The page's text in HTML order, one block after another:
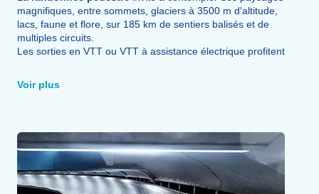
magnifiques, entre sommets, glaciers à 3500 m d'altitude,
lacs, faune et flore, sur 185 km de sentiers balisés et de
multiples circuits.
Les sorties en VTT ou VTT à assistance électrique profitent
complétés par un espace
La via ferrata
tyroliennes, en toute sécurité.
Un baptême de l'air enparapenteou endeltaplane
permet de survoler les Alpes, au-dessus de la Vanoise ou
de la Tarentaise, pour uneexpérience douce
sensationnelleselon les envies.
Voir plus